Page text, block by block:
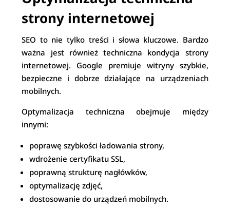
strony internetowej
SEO to nie tylko treści i słowa kluczowe. Bardzo
ważna jest również techniczna kondycja strony
internetowej. Google premiuje witryny szybkie,
bezpieczne i dobrze działające na urządzeniach
mobilnych.
Optymalizacja techniczna obejmuje między
innymi:
poprawę szybkości ładowania strony,
wdrożenie certyfikatu SSL,
poprawną strukturę nagłówków,
optymalizację zdjęć,
dostosowanie do urządzeń mobilnych.